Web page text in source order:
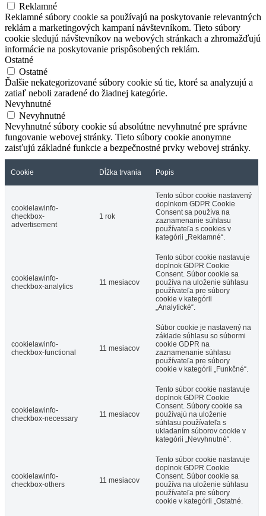
Reklamné
Reklamné súbory cookie sa používajú na poskytovanie relevantných
reklám a marketingových kampaní návštevníkom. Tieto súbory
cookie sledujú návštevníkov na webových stránkach a zhromažďujú
informácie na poskytovanie prispôsobených reklám.
Ostatné
Ostatné
Ďalšie nekategorizované súbory cookie sú tie, ktoré sa analyzujú a
zatiaľ neboli zaradené do žiadnej kategórie.
Nevyhnutné
Nevyhnutné
Nevyhnutné súbory cookie sú absolútne nevyhnutné pre správne
fungovanie webovej stránky. Tieto súbory cookie anonymne
zaisťujú základné funkcie a bezpečnostné prvky webovej stránky.
Cookie Dĺžka trvania Popis
cookielawinfo-
checkbox-
advertisement
1 rok
Tento súbor cookie nastavený
doplnkom GDPR Cookie
Consent sa používa na
zaznamenanie súhlasu
používateľa s cookies v
kategórii „Reklamné“.
cookielawinfo-
checkbox-analytics
11 mesiacov
Tento súbor cookie nastavuje
doplnok GDPR Cookie
Consent. Súbor cookie sa
používa na uloženie súhlasu
používateľa pre súbory
cookie v kategórii
„Analytické“.
cookielawinfo-
checkbox-functional
11 mesiacov
Súbor cookie je nastavený na
základe súhlasu so súbormi
cookie GDPR na
zaznamenanie súhlasu
používateľa pre súbory
cookie v kategórii „Funkčné“.
cookielawinfo-
checkbox-necessary
11 mesiacov
Tento súbor cookie nastavuje
doplnok GDPR Cookie
Consent. Súbory cookie sa
používajú na uloženie
súhlasu používateľa s
ukladaním súborov cookie v
kategórii „Nevyhnutné“.
cookielawinfo-
checkbox-others
11 mesiacov
Tento súbor cookie nastavuje
doplnok GDPR Cookie
Consent. Súbor cookie sa
používa na uloženie súhlasu
používateľa pre súbory
cookie v kategórii „Ostatné.